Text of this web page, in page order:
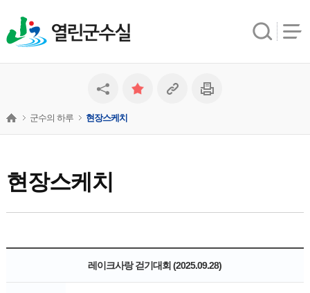
열린군수실
현장스케치
군수의 하루 현장스케치
레이크사랑 걷기대회 (2025.09.28)